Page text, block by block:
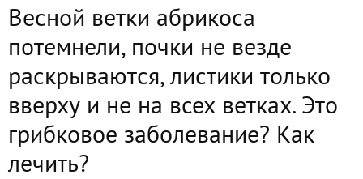
Весной ветки абрикоса
потемнели, почки не везде
раскрываются, листики только
вверху и не на всех ветках. Это
грибковое заболевание? Как
лечить?